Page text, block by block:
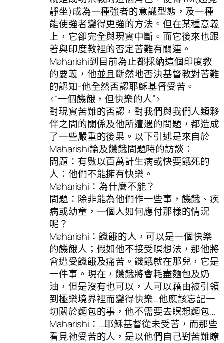
靜坐)成為一種強者的意識型態，及一種
能使強者變得更強的方法。但在某種意義
上，它卻完全與現實中斷。而它後來也跟
著與印度教裡的否定苦難有關連。
Maharishi到目前為止都採納這個印度教
的要義，他並且斷然地否決基督教對苦難
的認知-他全然否認耶穌基督受苦。
<“一個饑餓，但快樂的人”>
對現實苦難的否認，對我們與我們人類夥
伴之間的關係及他所遭遇的問題，都造成
了一些嚴重的後果。以下引述是來自於
Maharishi論及饑餓問題時的訪談：
問題：有數以百萬計生病或快要餓死的
人：他們不能擁有快樂。
Maharishi：為什麼不能？
問題：除非能為他們作一些事，饑餓、疾
病或幼童，一個人如何應付那樣的情況
呢？
Maharishi：饑餓的人，可以是一個快樂
的饑餓人；假如他不接受瞑想法，那他將
會遭受饑餓及痛苦。饑餓就在那兒，它是
一件事。現在，饑餓將會耗盡麵包及奶
油，但是沒有也可以，人可以藉由被引領
到極樂境界裡而變得快樂…他應該忘記一
切關於麵包的事，他不需要去瞑想麵包…
Maharishi：…耶穌基督從未受苦，而那些
看見祂受苦的人，是以他們自己對苦難瞭